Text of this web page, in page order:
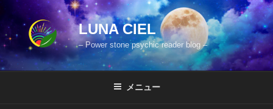
コ
テ
ン
ツ
LUNA CIEL
– Power stone psychic reader blog –
メニュー